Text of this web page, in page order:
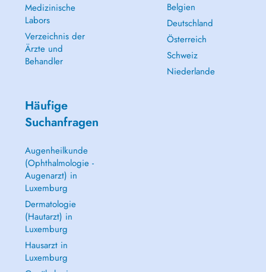
Medizinische
Labors
Verzeichnis der
Ärzte und
Behandler
Belgien
Deutschland
Österreich
Schweiz
Niederlande
Häufige
Suchanfragen
Augenheilkunde
(Ophthalmologie -
Augenarzt) in
Luxemburg
Dermatologie
(Hautarzt) in
Luxemburg
Hausarzt in
Luxemburg